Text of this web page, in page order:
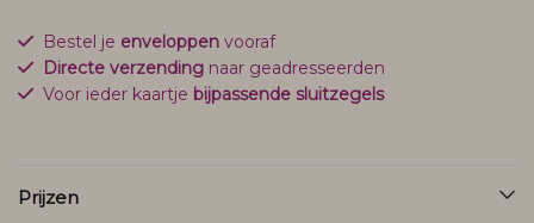
Bestel je enveloppen vooraf
Directe verzending naar geadresseerden
Voor ieder kaartje bijpassende sluitzegels
Prijzen